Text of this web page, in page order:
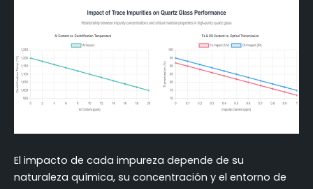
El impacto de cada impureza depende de su
naturaleza química, su concentración y el entorno de